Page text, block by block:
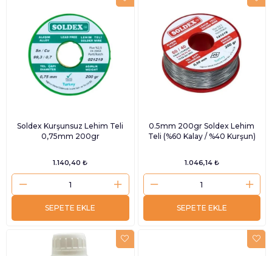
Soldex Kurşunsuz Lehim Teli
0,75mm 200gr
1.140,40 ₺
SEPETE EKLE
0.5mm 200gr Soldex Lehim
Teli (%60 Kalay / %40 Kurşun)
1.046,14 ₺
SEPETE EKLE